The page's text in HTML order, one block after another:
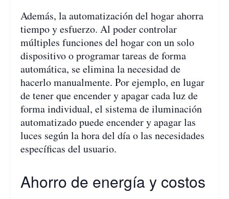
Además, la automatización del hogar ahorra
tiempo y esfuerzo. Al poder controlar
múltiples funciones del hogar con un solo
dispositivo o programar tareas de forma
automática, se elimina la necesidad de
hacerlo manualmente. Por ejemplo, en lugar
de tener que encender y apagar cada luz de
forma individual, el sistema de iluminación
automatizado puede encender y apagar las
luces según la hora del día o las necesidades
específicas del usuario.
Ahorro de energía y costos